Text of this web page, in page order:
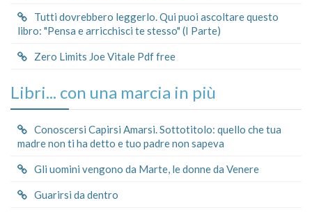
Tutti dovrebbero leggerlo. Qui puoi ascoltare questo
libro: "Pensa e arricchisci te stesso" (I Parte)
Zero Limits Joe Vitale Pdf free
Libri... con una marcia in più
Conoscersi Capirsi Amarsi. Sottotitolo: quello che tua
madre non ti ha detto e tuo padre non sapeva
Gli uomini vengono da Marte, le donne da Venere
Guarirsi da dentro